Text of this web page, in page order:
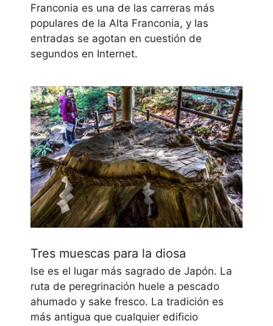
Franconia es una de las carreras más
populares de la Alta Franconia, y las
entradas se agotan en cuestión de
segundos en Internet.
Tres muescas para la diosa
Ise es el lugar más sagrado de Japón. La
ruta de peregrinación huele a pescado
ahumado y sake fresco. La tradición es
más antigua que cualquier edificio